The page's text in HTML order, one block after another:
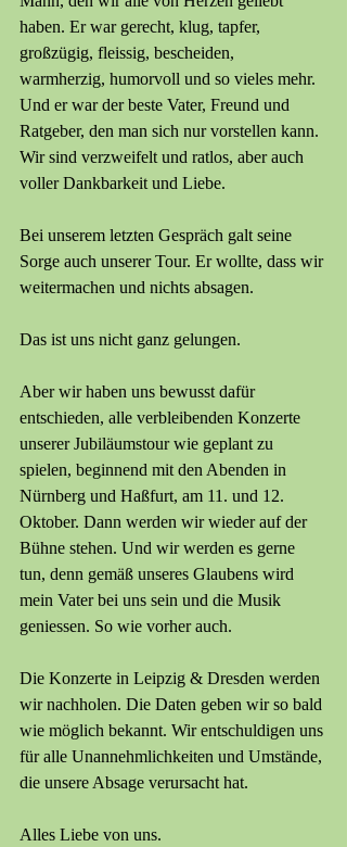
haben. Er war gerecht, klug, tapfer,
großzügig, fleissig, bescheiden,
warmherzig, humorvoll und so vieles mehr.
Und er war der beste Vater, Freund und
Ratgeber, den man sich nur vorstellen kann.
Wir sind verzweifelt und ratlos, aber auch
voller Dankbarkeit und Liebe.
Bei unserem letzten Gespräch galt seine
Sorge auch unserer Tour. Er wollte, dass wir
weitermachen und nichts absagen.
Das ist uns nicht ganz gelungen.
Aber wir haben uns bewusst dafür
entschieden, alle verbleibenden Konzerte
unserer Jubiläumstour wie geplant zu
spielen, beginnend mit den Abenden in
Nürnberg und Haßfurt, am 11. und 12.
Oktober. Dann werden wir wieder auf der
Bühne stehen. Und wir werden es gerne
tun, denn gemäß unseres Glaubens wird
mein Vater bei uns sein und die Musik
geniessen. So wie vorher auch.
Die Konzerte in Leipzig & Dresden werden
wir nachholen. Die Daten geben wir so bald
wie möglich bekannt. Wir entschuldigen uns
für alle Unannehmlichkeiten und Umstände,
die unsere Absage verursacht hat.
Alles Liebe von uns.